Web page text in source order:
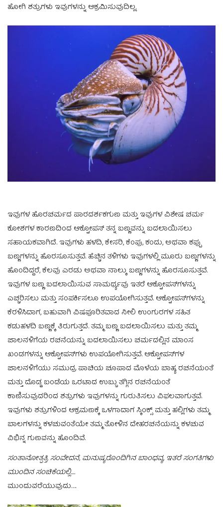
ಹೋಗಿ ಶತ್ರುಗಳು ಇವುಗಳನ್ನು ಆಕ್ರಮಿಸುವುದಿಲ್ಲ.
ಇವುಗಳ ಹೊರಚರ್ಮದ ಪಾರದರ್ಶಕಗುಣ ಮತ್ತು ಇವುಗಳ ವಿಶೇಷ ಚರ್ಮ
ಕೋಶಗಳ ಕಾರಣದಿಂದ ಆಕ್ಟೋಪಸ್ ತನ್ನ ಬಣ್ಣವನ್ನು ಬದಲಾಯಿಸಲು
ಸಹಾಯಕವಾಗಿದೆ. ಇವುಗಳು ಹಳದಿ, ಕೇಸರಿ, ಕೆಂಪು, ಕಂದು, ಅಥವಾ ಕಪ್ಪು
ಬಣ್ಣಗಳನ್ನು ಹೊರಸೂಸುತ್ತವೆ. ಹೆಚ್ಚಿನ ತಳಿಗಳು ಇವುಗಳಲ್ಲಿ ಮೂರು ಬಣ್ಣಗಳನ್ನು
ಹೊಂದಿದ್ದರೆ, ಕೆಲವು ಎರಡು ಅಥವಾ ನಾಲ್ಕು ಬಣ್ಣಗಳನ್ನು ಹೊರಸೂಸುತ್ತವೆ.
ಇವುಗಳ ಬಣ್ಣ ಬದಲಾಯಿಸುವ ಸಾಮರ್ಥ್ಯವು ಇತರೆ ಆಕ್ಟೋಪಸ್‌ಗಳನ್ನು
ಎಚ್ಚರಿಸಲು ಮತ್ತು ಸಂಪರ್ಕಿಸಲೂ ಉಪಯೋಗಿಸುತ್ತವೆ. ಆಕ್ಟೋಪಸ್‌ಗಳನ್ನು
ಕೆರಳಿಸಿದಾಗ, ಬಹುವಾಗಿ ವಿಷಪೂರಿತವಾದ ನೀಲಿ ಉಂಗುರಗಳ ಸಹಿತ
ಕಡುಹಳದಿ ಬಣ್ಣಕ್ಕೆ ತಿರುಗುತ್ತದೆ. ತಮ್ಮ ಬಣ್ಣ ಬದಲಾಯಿಸಲು ಮತ್ತು ತಮ್ಮ
ಜಾಲನಳಿಗೆಯ ರಚನೆಯನ್ನು ಬದಲಾಯಿಸಲು ಚರ್ಮದಲ್ಲಿನ ಮಾಂಸ
ಖಂಡಗಳನ್ನು ಆಕ್ಟೋಪಸ್‌ಗಳು ಉಪಯೋಗಿಸುತ್ತವೆ. ಆಕ್ಟೋಪಸ್‌ಗಳ
ಜಾಲನಳಿಗೆಯು ಸಮುದ್ರ ಪಾಚಿಯ ಚೂಪಾದ ಮೊಳೆಯ ಬಾಹ್ಯ ರಚನೆಯಂತೆ
ಮತ್ತು ದೊಡ್ಡ ಬಂಡೆಯ ಒರಟಾದ ಉಬ್ಬು ತಗ್ಗಿನ ರಚನೆಯಂತೆ
ಕಾಣಿಸುವುದರಿಂದ ಶತ್ರುಗಳು ಇವುಗಳನ್ನು ಗುರುತಿಸಲು ವಿಫಲವಾಗುತ್ತವೆ.
ಇವುಗಳು ಶತ್ರುಗಳಿಂದ ಆಕ್ರಮಣಕ್ಕೆ ಒಳಗಾದಾಗ ಸ್ಕಿಂಕ್ಸ್ ಮತ್ತು ಹಲ್ಲಿಗಳು ತಮ್ಮ
ಬಾಲಗಳನ್ನು ಕಳಚುವಂತೆಯೇ ತಮ್ಮ ತೋಳಿನ ದೇಹರಚನೆಯನ್ನು ಕಳಚುವ
ವಿಭಿನ್ನ ಗುಣವನ್ನು ಹೊಂದಿವೆ.
ಸಂತಾನೋತ್ಪತ್ತಿ, ಸಂವೇದನೆ, ಮನುಷ್ಯರೊಂದಿಗಿನ ಬಾಂಧವ್ಯ, ಇತರೆ ಸಂಗತಿಗಳು
ಮುಂದಿನ ಸಂಚಿಕೆಯಲ್ಲಿ….
ಮುಂದುವರೆಯುವುದು….